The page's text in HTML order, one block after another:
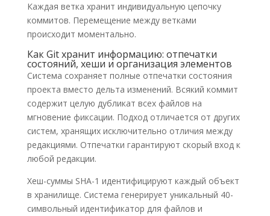
Каждая ветка хранит индивидуальную цепочку
коммитов. Перемещение между ветками
происходит моментально.
Как Git хранит информацию: отпечатки
состояний, хеши и организация элементов
Система сохраняет полные отпечатки состояния
проекта вместо дельта изменений. Всякий коммит
содержит целую дубликат всех файлов на
мгновение фиксации. Подход отличается от других
систем, хранящих исключительно отличия между
редакциями. Отпечатки гарантируют скорый вход к
любой редакции.
Хеш-суммы SHA-1 идентифицируют каждый объект
в хранилище. Система генерирует уникальный 40-
символьный идентификатор для файлов и